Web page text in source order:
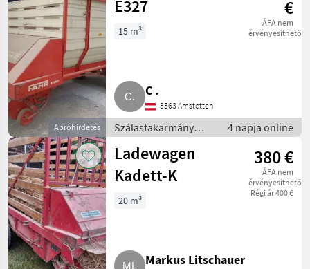
Apróhirdetés
E327
€
ÁFA nem
érvényesíthető
15 m³
C .
3363 Amstetten
Szálastakarmány
betakarítók /
Rendfelszedő
pótkocsi
4 napja online
Ladewagen
Kadett-K
380 €
ÁFA nem
érvényesíthető
Régi ár 400 €
20 m³
Markus Litschauer